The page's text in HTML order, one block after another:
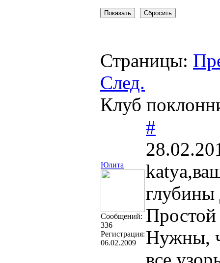
Страницы:
След.
Клуб
Юлита
Cообщений:
336
Регистрация:
06.02.2009
#
Простой
Нужны,